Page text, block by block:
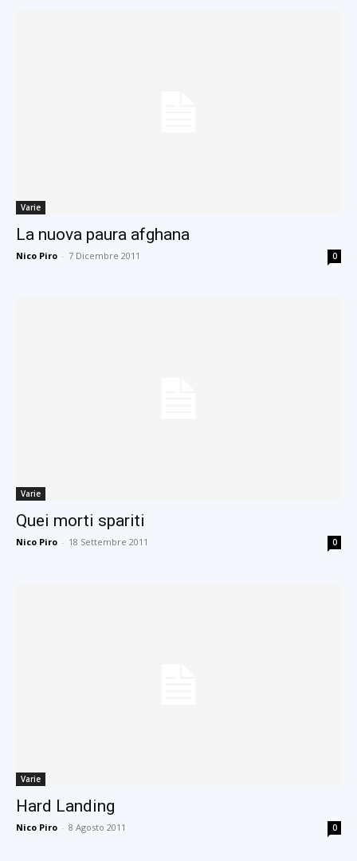
Varie
La nuova paura afghana
Nico Piro - 7 Dicembre 2011 0
Varie
Quei morti spariti
Nico Piro - 18 Settembre 2011 0
Varie
Hard Landing
Nico Piro - 8 Agosto 2011 0